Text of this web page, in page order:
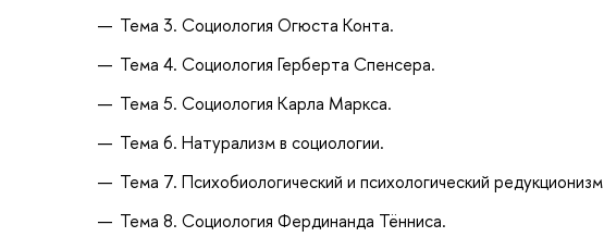
Тема 3. Социология Огюста Конта.
Тема 4. Социология Герберта Спенсера.
Тема 5. Социология Карла Маркса.
Тема 6. Натурализм в социологии.
Тема 7. Психобиологический и психологический редукционизм
Тема 8. Социология Фердинанда Тённиса.